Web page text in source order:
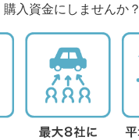
入資金にしませんか？